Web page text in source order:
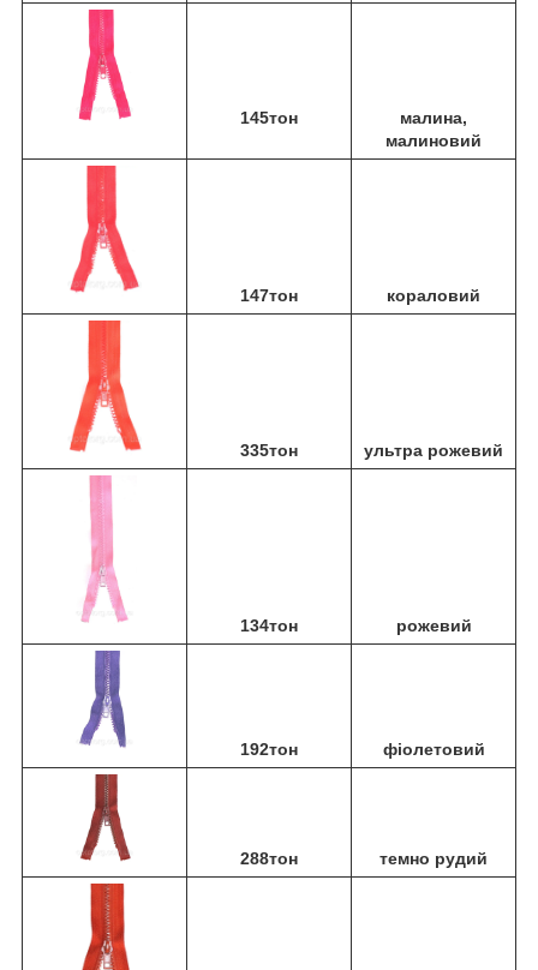
145тон
малина,
малиновий
147тон кораловий
335тон ультра рожевий
134тон рожевий
192тон фіолетовий
288тон темно рудий